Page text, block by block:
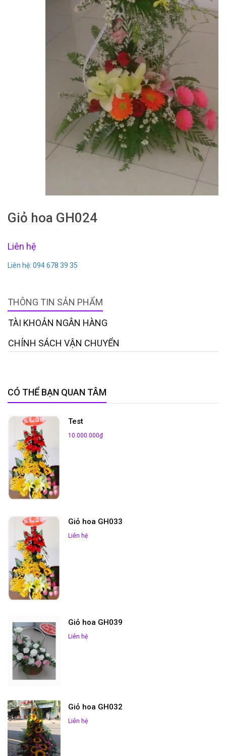
Giỏ hoa GH024
Liên hệ
Liên hệ: 094 678 39 35
THÔNG TIN SẢN PHẨM
TÀI KHOẢN NGÂN HÀNG
CHÍNH SÁCH VẬN CHUYỂN
CÓ THỂ BẠN QUAN TÂM
Test
10.000.000₫
Giỏ hoa GH033
Liên hệ
Giỏ hoa GH039
Liên hệ
Giỏ hoa GH032
Liên hệ